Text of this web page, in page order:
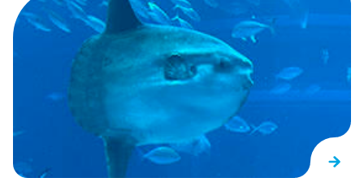
並んでいて、まるでベルトコンベアのように古い歯が抜け、
新しい歯が次々と生えてくる仕組みになっています。今回見
られたのは、ちょうど歯が抜け落ちる直前の様子でした。水
槽を掃除していると、たまに抜け落ちた歯が見つかることが
あります。こちらが実際に拾ったシロワニの歯です。鋭い形
をしていますよね。この鋭い歯で、シロワニは獲物をしっか
りと捕らえて逃がさないようにしているのです。ちなみに、
サメの種類によって歯の形や役割はさまざまです。映画で有
名なホホジロザメのように、獲物を切り裂くために歯の先端
がのこぎり状になっているものもいれば、ジンベエザメのよ